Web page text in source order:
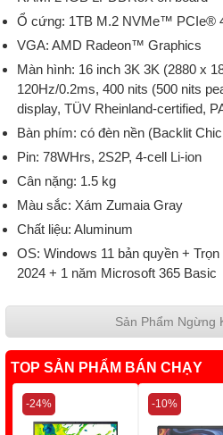
Ổ cứng: 1TB M.2 NVMe™ PCIe®
VGA: AMD Radeon™ Graphics
Màn hình: 16 inch 3K 3K (2880 x
120Hz/0.2ms, 400 nits (500 nits
display, TÜV Rheinland-certified,
Bàn phím: có đèn nền (Backlit
Pin: 78WHrs, 2S2P, 4-cell Li-ion
Cân nặng: 1.5 kg
Màu sắc: Xám Zumaia Gray
Chất liệu: Aluminum
OS: Windows 11 bản quyền +
2024 + 1 năm Microsoft 365 Basic
Sản Phẩm Ngừng
TOP SẢN PHẨM BÁN CHẠY
-24% -10%